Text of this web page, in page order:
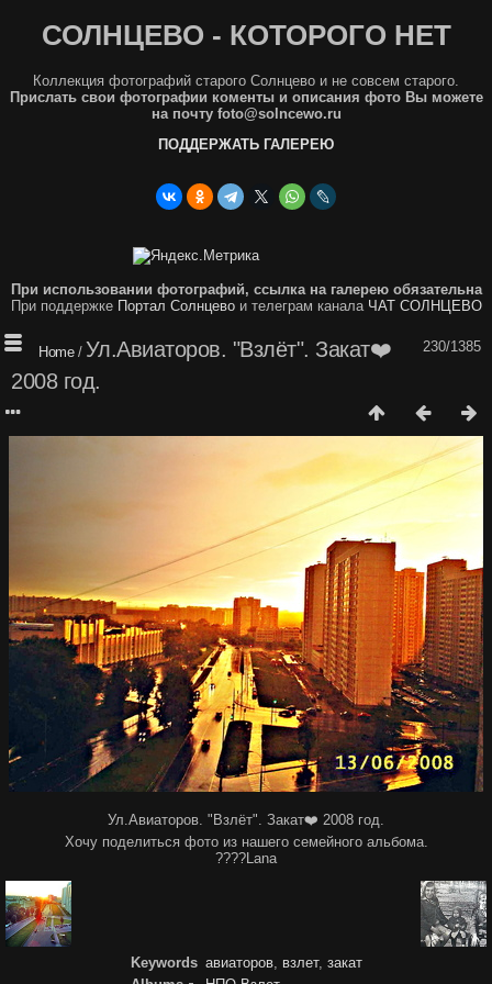
СОЛНЦЕВО - КОТОРОГО НЕТ
Коллекция фотографий старого Солнцево и не совсем старого.
Прислать свои фотографии коменты и описания фото Вы можете
на почту foto@solncewo.ru
ПОДДЕРЖАТЬ ГАЛЕРЕЮ
При использовании фотографий, ссылка на галерею обязательна
При поддержке Портал Солнцевои телеграм канала ЧАТ СОЛНЦЕВО
230/1385
Home/ Ул.Авиаторов. "Взлёт". Закат❤️
2008 год.
Ул.Авиаторов. "Взлёт". Закат❤️ 2008 год.
Хочу поделиться фото из нашего семейного альбома.
????Lana
Keywords авиаторов, взлет, закат